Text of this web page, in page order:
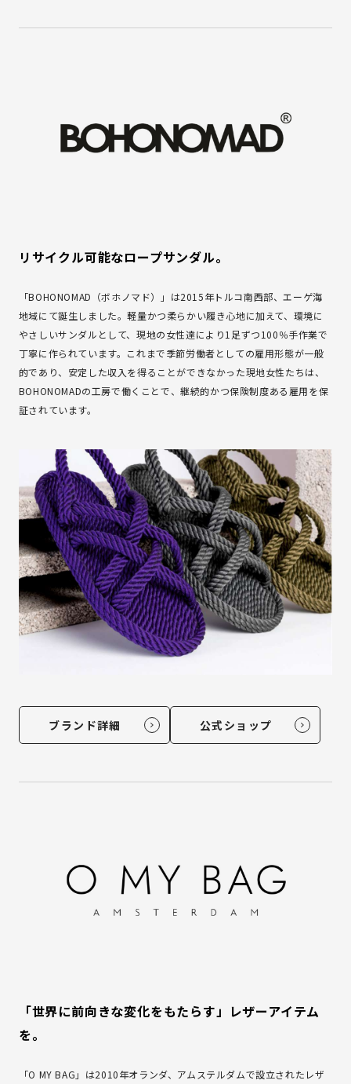
リサイクル可能なロープサンダル。
「BOHONOMAD（ボホノマド）」は2015年トルコ南西部、エーゲ海
地域にて誕生しました。軽量かつ柔らかい履き心地に加えて、環境に
やさしいサンダルとして、現地の女性達により1足ずつ100％手作業で
丁寧に作られています。これまで季節労働者としての雇用形態が一般
的であり、安定した収入を得ることができなかった現地女性たちは、
BOHONOMADの工房で働くことで、継続的かつ保険制度ある雇用を保
証されています。
ブランド詳細 公式ショップ
「世界に前向きな変化をもたらす」レザーアイテム
を。
「O MY BAG」は2010年オランダ、アムステルダムで設立されたレザ